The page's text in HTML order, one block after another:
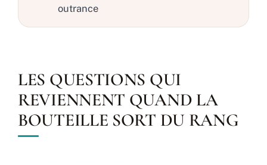
outrance
LES QUESTIONS QUI
REVIENNENT QUAND LA
BOUTEILLE SORT DU RANG